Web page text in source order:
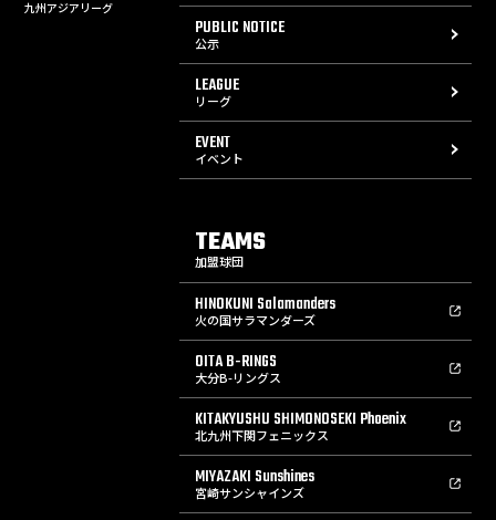
九州アジアリーグ
PUBLIC NOTICE
公示
LEAGUE
リーグ
EVENT
イベント
TEAMS
加盟球団
HINOKUNI Salamanders
火の国サラマンダーズ
OITA B-RINGS
大分B-リングス
KITAKYUSHU SHIMONOSEKI Phoenix
北九州下関フェニックス
MIYAZAKI Sunshines
宮崎サンシャインズ